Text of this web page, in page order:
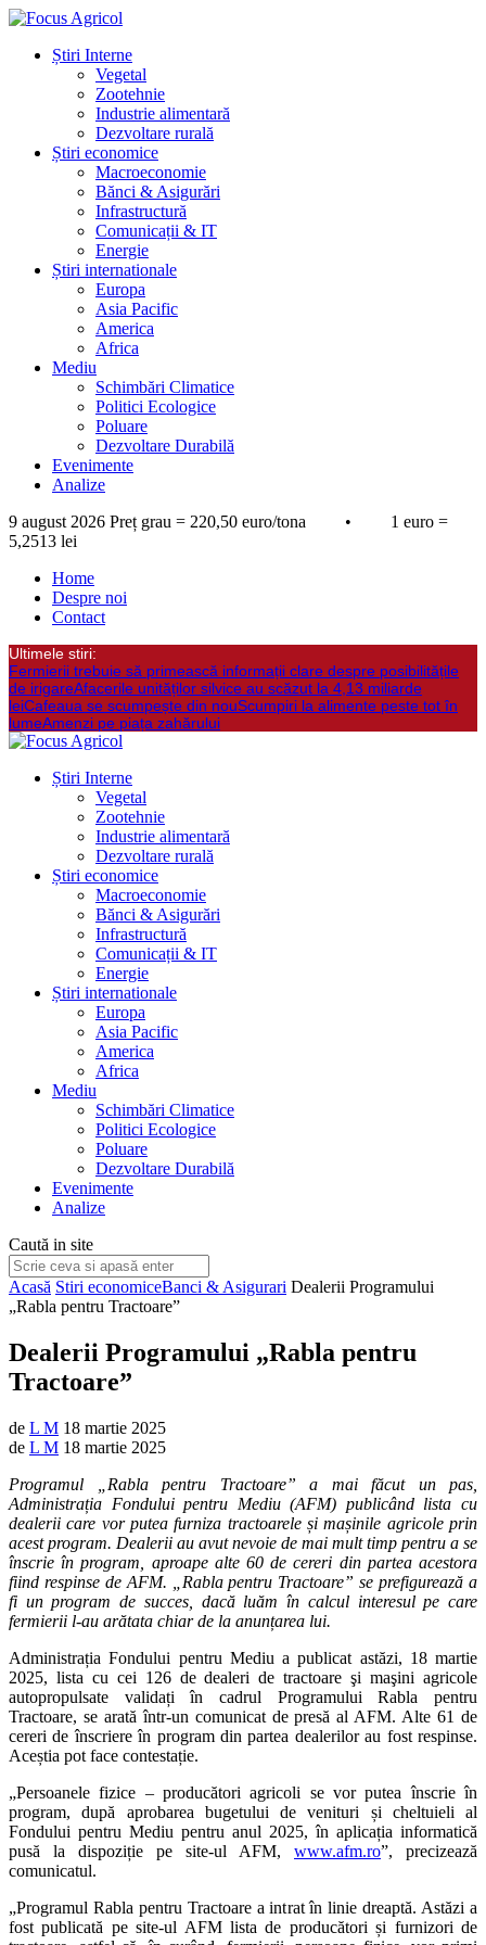
Știri Interne
Vegetal
Zootehnie
Industrie alimentară
Dezvoltare rurală
Știri economice
Macroeconomie
Bănci & Asigurări
Infrastructură
Comunicații & IT
Energie
Știri internationale
Europa
Asia Pacific
America
Africa
Mediu
Schimbări Climatice
Politici Ecologice
Poluare
Dezvoltare Durabilă
Evenimente
Analize
9 august 2026 Preț grau = 220,50 euro/tona • 1 euro =
5,2513 lei
Home
Despre noi
Contact
Ultimele stiri:
Fermierii trebuie să primească informații clare despre posibilitățile
de irigareAfacerile unităților silvice au scăzut la 4,13 miliarde
leiCafeaua se scumpește din nouScumpiri la alimente peste tot în
lumeAmenzi pe piața zahărului
Știri Interne
Vegetal
Zootehnie
Industrie alimentară
Dezvoltare rurală
Știri economice
Macroeconomie
Bănci & Asigurări
Infrastructură
Comunicații & IT
Energie
Știri internationale
Europa
Asia Pacific
America
Africa
Mediu
Schimbări Climatice
Politici Ecologice
Poluare
Dezvoltare Durabilă
Evenimente
Analize
Caută in site
Acasă Stiri economiceBanci & Asigurari Dealerii Programului
„Rabla pentru Tractoare”
Dealerii Programului „Rabla pentru
Tractoare”
de L M 18 martie 2025
de L M 18 martie 2025
Programul „Rabla pentru Tractoare” a mai făcut un pas,
Administrația Fondului pentru Mediu (AFM) publicând lista cu
dealerii care vor putea furniza tractoarele și mașinile agricole prin
acest program. Dealerii au avut nevoie de mai mult timp pentru a se
înscrie în program, aproape alte 60 de cereri din partea acestora
fiind respinse de AFM. „Rabla pentru Tractoare” se prefigurează a
fi un program de succes, dacă luăm în calcul interesul pe care
fermierii l-au arătata chiar de la anunțarea lui.
Administrația Fondului pentru Mediu a publicat astăzi, 18 martie
2025, lista cu cei 126 de dealeri de tractoare şi maşini agricole
autopropulsate validați în cadrul Programului Rabla pentru
Tractoare, se arată într-un comunicat de presă al AFM. Alte 61 de
cereri de înscriere în program din partea dealerilor au fost respinse.
Aceștia pot face contestație.
„Persoanele fizice – producători agricoli se vor putea înscrie în
program, după aprobarea bugetului de venituri și cheltuieli al
Fondului pentru Mediu pentru anul 2025, în aplicația informatică
pusă la dispoziție pe site-ul AFM, www.afm.ro”, precizează
comunicatul.
„Programul Rabla pentru Tractoare a intrat în linie dreaptă. Astăzi a
fost publicată pe site-ul AFM lista de producători și furnizori de